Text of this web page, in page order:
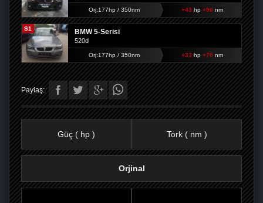
Orj:177hp / 350nm +43 hp +90 nm
S1 BMW 5-Serisi
520d
Orj:177hp / 350nm +33 hp +70 nm
Paylaş:
Güç ( hp ) Tork ( nm )
Orjinal